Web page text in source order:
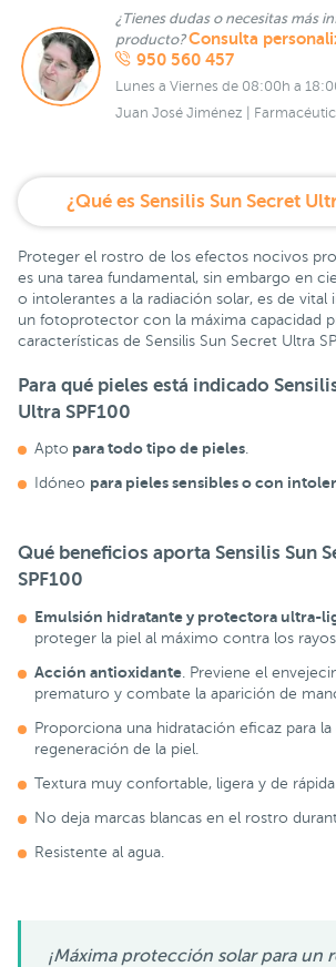
¿Tienes dudas o necesitas más
producto?Consulta
950 560 457
Lunes a Viernes de 08:00h a
Juan José Jiménez |
Proteger el rostro de los efectos nocivos
es una tarea fundamental, sin embargo en
o intolerantes a la radiación solar, es de vital
un fotoprotector con la máxima capacidad
características de Sensilis Sun Secret Ultra
Para qué pieles está indicado
Ultra SPF100
Apto para todo tipo de pieles.
Idóneo para pieles sensibles o con
Qué beneficios aporta Sensilis Sun
SPF100
Emulsión hidratante y protectora ultra-
proteger la piel al máximo contra los rayos
Acción antioxidante . Previene el
prematuro y combate la aparición de
Proporciona una hidratación eficaz para
regeneración de la piel.
Textura muy confortable, ligera y de
No deja marcas blancas en el rostro
Resistente al agua.
¡Máxima protección solar para un